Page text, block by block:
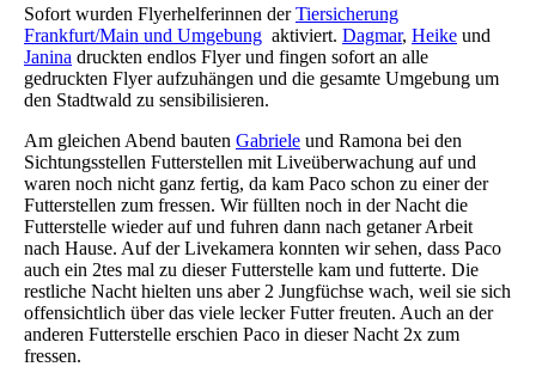
Sofort wurden Flyerhelferinnen derTiersicherung
Frankfurt/Main und Umgebung aktiviert. Dagmar, Heike und
Janina druckten endlos Flyer und fingen sofort an alle
gedruckten Flyer aufzuhängen und die gesamte Umgebung um
den Stadtwald zu sensibilisieren.
Am gleichen Abend bauten Gabriele und Ramona bei den
Sichtungsstellen Futterstellen mit Liveüberwachung auf und
waren noch nicht ganz fertig, da kam Paco schon zu einer der
Futterstellen zum fressen. Wir füllten noch in der Nacht die
Futterstelle wieder auf und fuhren dann nach getaner Arbeit
nach Hause. Auf der Livekamera konnten wir sehen, dass Paco
auch ein 2tes mal zu dieser Futterstelle kam und futterte. Die
restliche Nacht hielten uns aber 2 Jungfüchse wach, weil sie sich
offensichtlich über das viele lecker Futter freuten. Auch an der
anderen Futterstelle erschien Paco in dieser Nacht 2x zum
fressen.